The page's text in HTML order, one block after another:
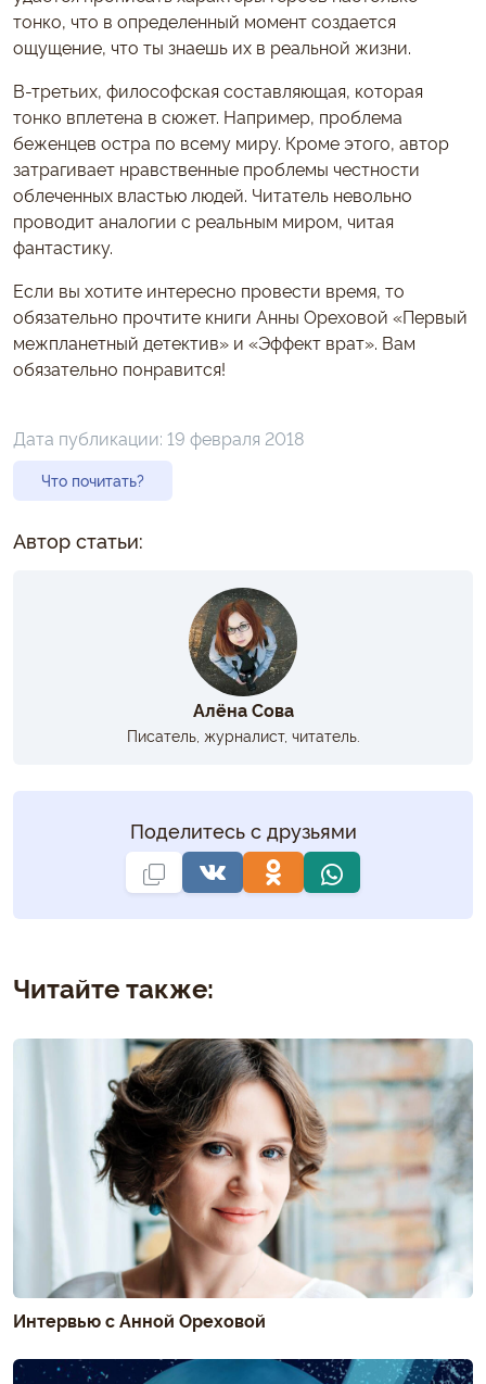
тонко, что в определенный момент создается
ощущение, что ты знаешь их в реальной жизни.
В-третьих, философская составляющая, которая
тонко вплетена в сюжет. Например, проблема
беженцев остра по всему миру. Кроме этого, автор
затрагивает нравственные проблемы честности
облеченных властью людей. Читатель невольно
проводит аналогии с реальным миром, читая
фантастику.
Если вы хотите интересно провести время, то
обязательно прочтите книги Анны Ореховой «Первый
межпланетный детектив» и «Эффект врат». Вам
обязательно понравится!
Дата публикации: 19 февраля 2018
Что почитать?
Автор статьи:
Алёна Сова
Писатель, журналист, читатель.
Поделитесь с друзьями
Читайте также:
Интервью с Анной Ореховой